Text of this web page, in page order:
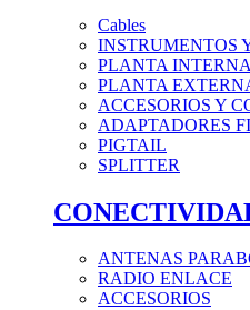
Cables
INSTRUMENTOS
PLANTA INTERNA
PLANTA
ACCESORIOS Y
ADAPTADORES
PIGTAIL
SPLITTER
ANTENAS
RADIO ENLACE
ACCESORIOS